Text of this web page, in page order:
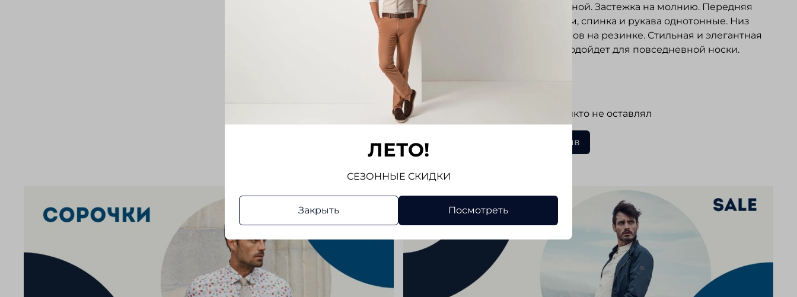
Воротник отложной. Застежка на молнию. Передняя
часть с рисунком, спинка и рукава однотонные. Низ
изделия и рукавов на резинке. Стильная и элегантная
вещь отлично подойдет для повседневной носки.
Отзывов еще никто не оставлял
Написать отзыв
ЛЕТО!
СЕЗОННЫЕ СКИДКИ
Закрыть Посмотреть